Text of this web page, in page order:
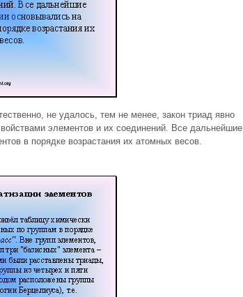
не удалось, тем не менее, закон триад явно
элементов и их соединений. Все дальнейшие
в порядке возрастания их атомных весов.